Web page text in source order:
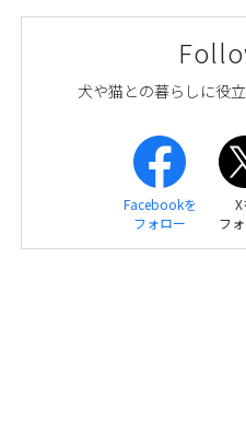
犬や猫との暮らしに役
Facebookを
フォロー
X
フ